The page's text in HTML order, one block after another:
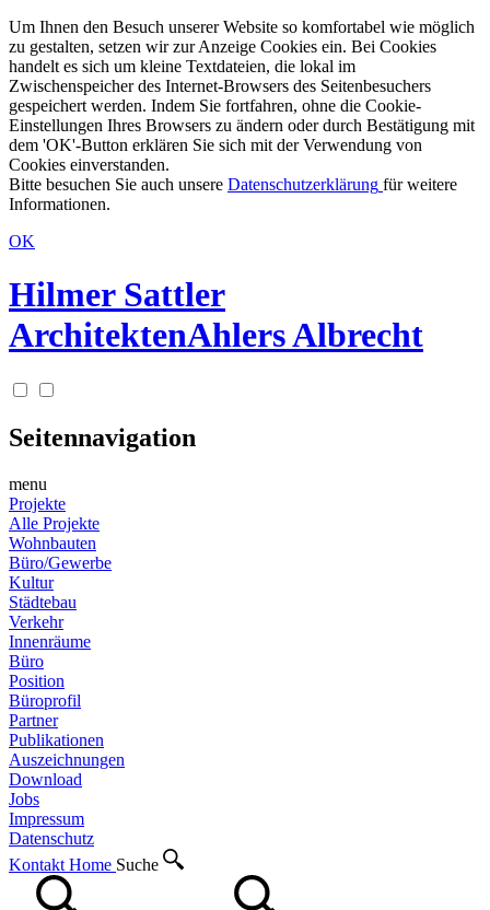
Um Ihnen den Besuch unserer Website so komfortabel wie möglich
zu gestalten, setzen wir zur Anzeige Cookies ein. Bei Cookies
handelt es sich um kleine Textdateien, die lokal im
Zwischenspeicher des Internet-Browsers des Seitenbesuchers
gespeichert werden. Indem Sie fortfahren, ohne die Cookie-
Einstellungen Ihres Browsers zu ändern oder durch Bestätigung mit
dem 'OK'-Button erklären Sie sich mit der Verwendung von
Cookies einverstanden.
Bitte besuchen Sie auch unsere Datenschutzerklärung für weitere
Informationen.
OK
Hilmer Sattler
ArchitektenAhlers Albrecht
Seitennavigation
menu
Projekte
Alle Projekte
Wohnbauten
Büro/Gewerbe
Kultur
Städtebau
Verkehr
Innenräume
Büro
Position
Büroprofil
Partner
Publikationen
Auszeichnungen
Download
Jobs
Impressum
Datenschutz
Kontakt Home Suche